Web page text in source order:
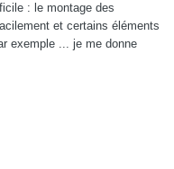
: le montage des
et certains éléments
exemple ... je me donne